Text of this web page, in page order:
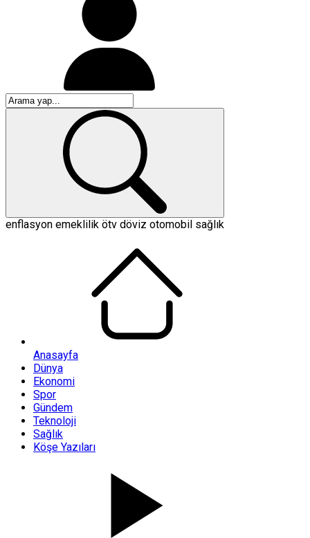
enflasyon emeklilik ötv döviz otomobil sağlık
Anasayfa
Dünya
Ekonomi
Spor
Gündem
Teknoloji
Sağlık
Köşe Yazıları